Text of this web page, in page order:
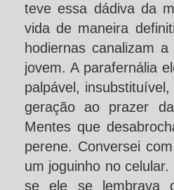
teve essa dádiva da
vida de maneira
hodiernas canalizam
jovem. A parafernália
palpável,
geração ao prazer
Mentes que
perene. Conversei
um joguinho no
se ele se lembrava